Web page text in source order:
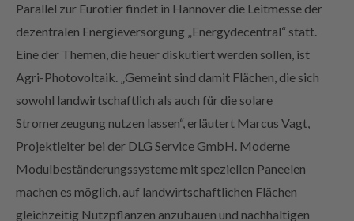
Parallel zur Eurotier findet in Hannover die Leitmesse der
dezentralen Energieversorgung „Energydecentral“ statt.
Eine der Themen, die heuer diskutiert werden sollen, ist
Agri-Photovoltaik. „Gemeint sind damit Flächen, die sich
sowohl landwirtschaftlich als auch für die solare
Stromerzeugung nutzen lassen“, erläutert Marcus Vagt,
Projektleiter bei der DLG Service GmbH. Moderne
Modulbeständerungssysteme mit speziellen Paneelen
machen es möglich, auf landwirtschaftlichen Flächen
gleichzeitig Nutzpflanzen anzubauen und nachhaltigen